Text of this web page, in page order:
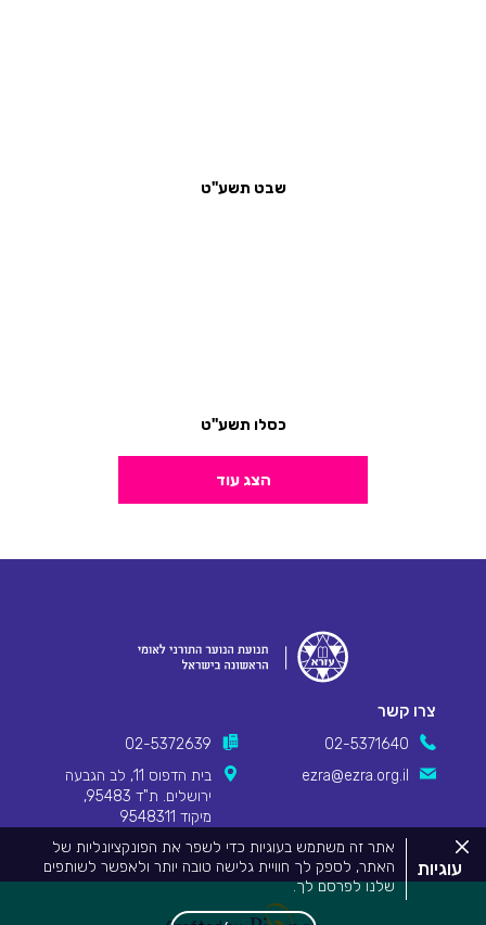
עוגיות
אתר זה משתמש בעוגיות כדי לשפר את הפונקציונליות של
האתר, לספק לך חוויית גלישה טובה יותר ולאפשר לשותפים
שלנו לפרסם לך.
מידע המפרט על השימוש בעוגיות באתר זה וכיצד ניתן לדחות
סגור
את
מדיניות
שבט תשע''ט
כסלו תשע''ט
הצג עוד
צרו קשר
02-5371640
02-5372639
ezra@ezra.org.il
בית הדפוס 11, לב הגבעה
ירושלים. ת"ד 95483,
מיקוד 9548311
Pionet Logo